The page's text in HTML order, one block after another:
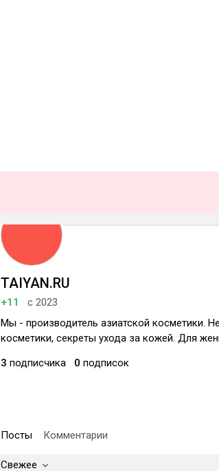
TAIYAN.RU
+11
с 2023
Мы - производитель азиатской косметики.
косметики, секреты ухода за кожей. Для
3 подписчика 0 подписок
Посты Комментарии
Свежее